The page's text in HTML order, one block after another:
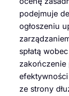
podejmuje
ogłoszeniu
spłatą
zakończenie
ze strony